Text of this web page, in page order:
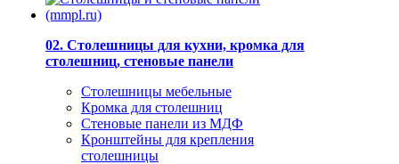
02. Столешницы для кухни, кромка для
столешниц, стеновые панели
Столешницы мебельные
Кромка для столешниц
Стеновые панели из МДФ
Кронштейны для крепления
столешницы